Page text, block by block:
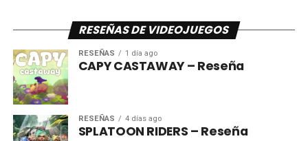
RESEÑAS DE VIDEOJUEGOS
RESEÑAS 1 día ago
CAPY CASTAWAY – Reseña
RESEÑAS 4 días ago
SPLATOON RIDERS – Reseña